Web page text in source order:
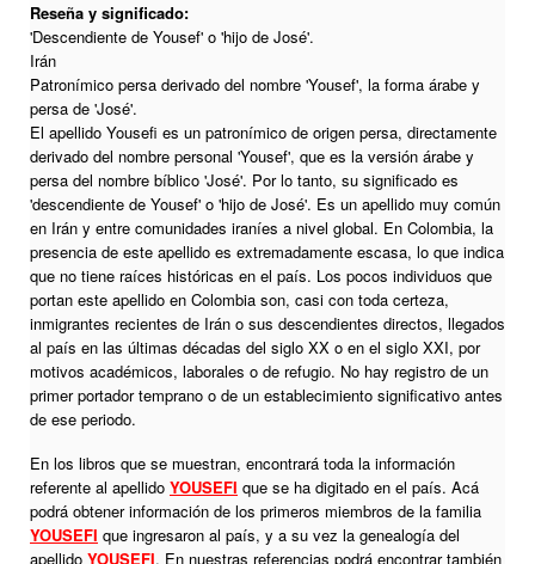
Reseña y significado:
'Descendiente de Yousef' o 'hijo de José'.
Irán
Patronímico persa derivado del nombre 'Yousef', la forma árabe y
persa de 'José'.
El apellido Yousefi es un patronímico de origen persa, directamente
derivado del nombre personal 'Yousef', que es la versión árabe y
persa del nombre bíblico 'José'. Por lo tanto, su significado es
'descendiente de Yousef' o 'hijo de José'. Es un apellido muy común
en Irán y entre comunidades iraníes a nivel global. En Colombia, la
presencia de este apellido es extremadamente escasa, lo que indica
que no tiene raíces históricas en el país. Los pocos individuos que
portan este apellido en Colombia son, casi con toda certeza,
inmigrantes recientes de Irán o sus descendientes directos, llegados
al país en las últimas décadas del siglo XX o en el siglo XXI, por
motivos académicos, laborales o de refugio. No hay registro de un
primer portador temprano o de un establecimiento significativo antes
de ese periodo.
En los libros que se muestran, encontrará toda la información
referente al apellido YOUSEFI que se ha digitado en el país. Acá
podrá obtener información de los primeros miembros de la familia
YOUSEFI que ingresaron al país, y a su vez la genealogía del
apellido YOUSEFI. En nuestras referencias podrá encontrar también